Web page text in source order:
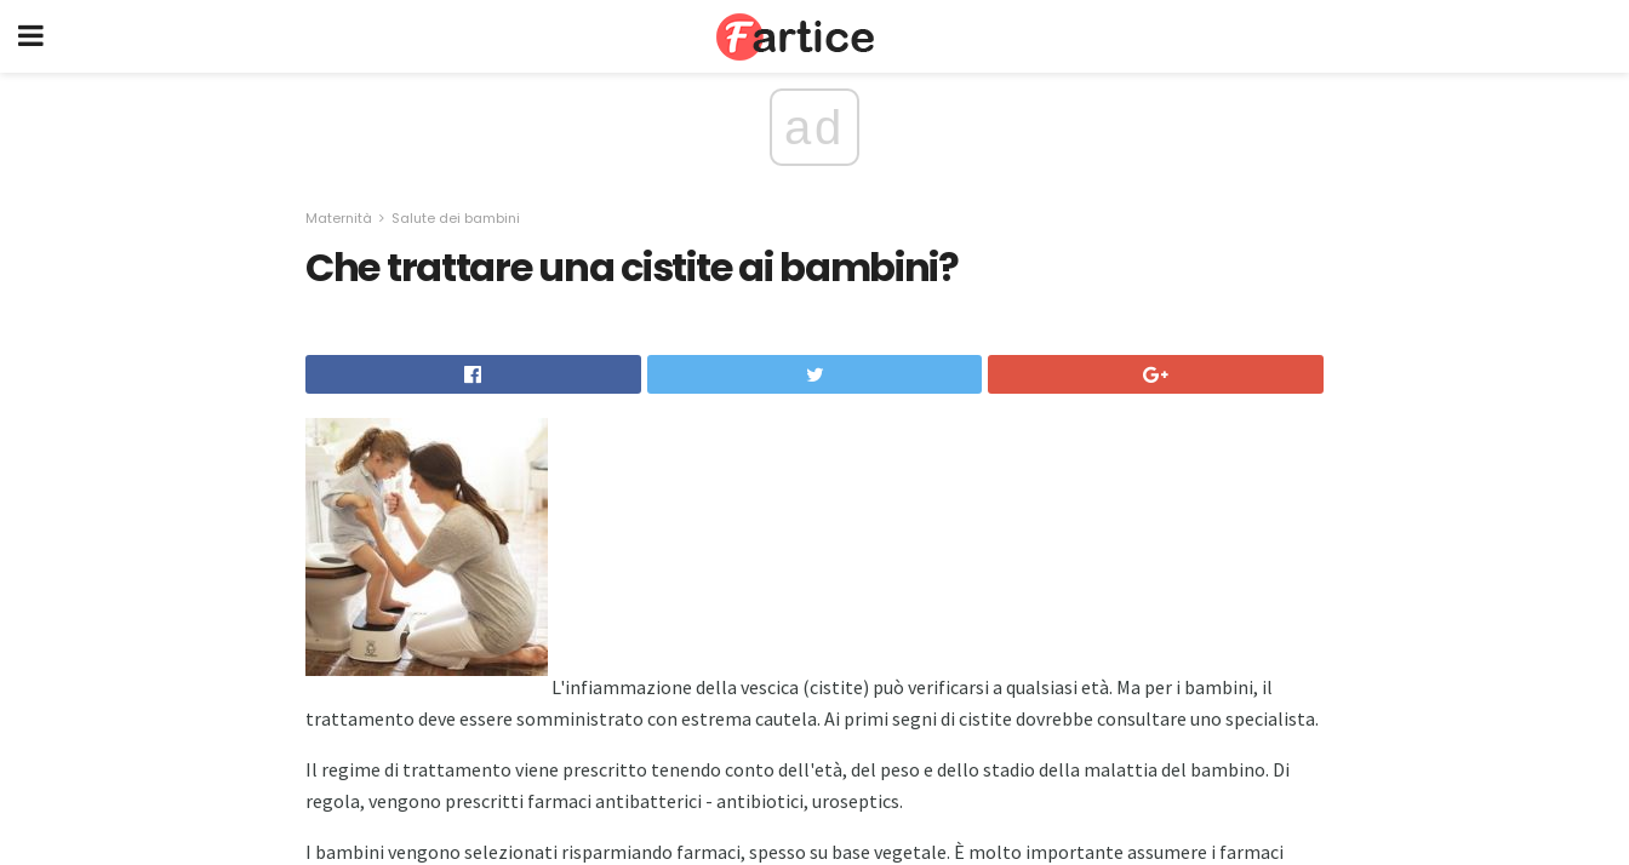
ad
Maternità Salute dei bambini
Che trattare una cistite ai bambini?
L'infiammazione della vescica (cistite) può verificarsi a qualsiasi età. Ma per i bambini, il
trattamento deve essere somministrato con estrema cautela. Ai primi segni di cistite dovrebbe consultare uno specialista.
Il regime di trattamento viene prescritto tenendo conto dell'età, del peso e dello stadio della malattia del bambino. Di
regola, vengono prescritti farmaci antibatterici - antibiotici, uroseptics.
I bambini vengono selezionati risparmiando farmaci, spesso su base vegetale. È molto importante assumere i farmaci